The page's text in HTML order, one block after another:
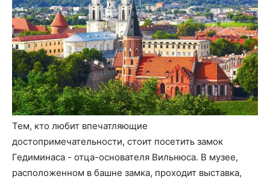
Тем, кто любит впечатляющие
достопримечательности, стоит посетить замок
Гедиминаса - отца-основателя Вильнюса. В музее,
расположенном в башне замка, проходит выставка,